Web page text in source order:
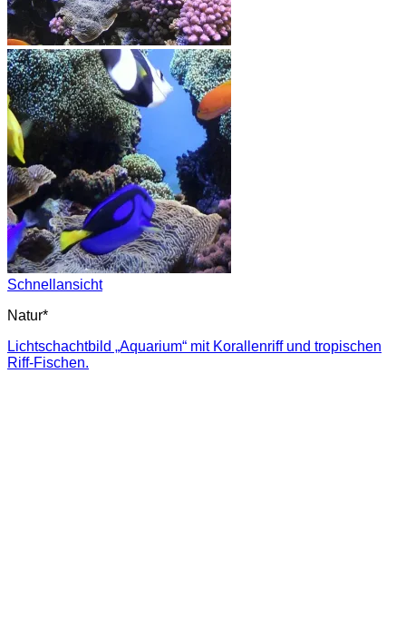
Schnellansicht
Natur*
Lichtschachtbild „Aquarium“ mit Korallenriff und tropischen
Riff-Fischen.